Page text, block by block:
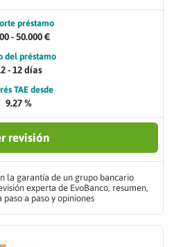
préstamo
- 50.000 €
del préstamo
- 12 días
TAE desde
9.27 %
revisión
la garantía de un grupo bancario
experta de EvoBanco, resumen,
paso a paso y opiniones